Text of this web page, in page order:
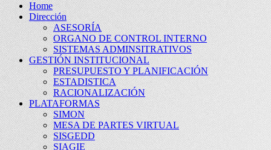
Home
Dirección
ASESORÍA
ORGANO DE CONTROL INTERNO
SISTEMAS ADMINSITRATIVOS
GESTIÓN INSTITUCIONAL
PRESUPUESTO Y PLANIFICACIÓN
ESTADISTICA
RACIONALIZACIÓN
PLATAFORMAS
SIMON
MESA DE PARTES VIRTUAL
SISGEDD
SIAGIE